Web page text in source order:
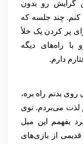
گرایش رو بدون
چند جلسه که
پر کردن یک خلأ
با راه‌های دیگه
دارم.
بدنم راه بره،
لذت می‌بردم. توی
بفهمم این میل
از بازی‌های